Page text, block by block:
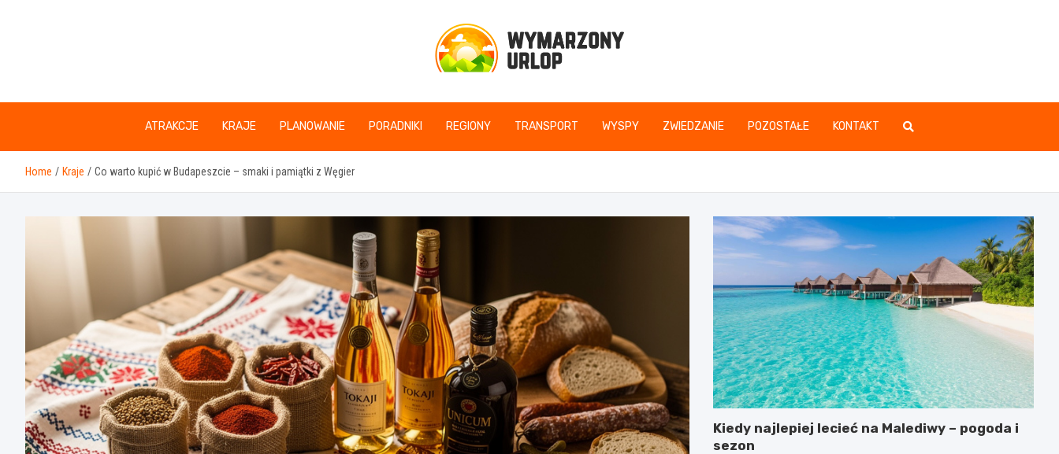
www.wymarzonyurlop.pl
ATRAKCJE KRAJE PLANOWANIE PORADNIKI REGIONY TRANSPORT WYSPY ZWIEDZANIE POZOSTAŁE KONTAKT
Home Kraje Co warto kupić w Budapeszcie – smaki i pamiątki z Węgier
Kiedy najlepiej lecieć na Malediwy – pogoda i
sezon